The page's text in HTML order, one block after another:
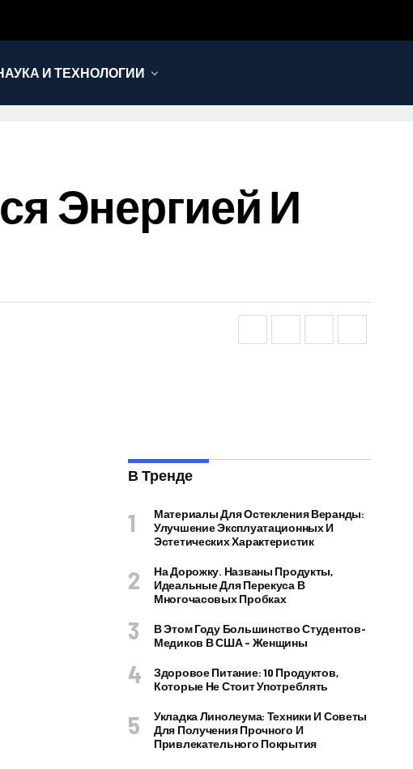
И ТЕХНОЛОГИИ
Энергией И
В Тренде
Материалы Для Остекления Веранды:
Улучшение Эксплуатационных И
Эстетических Характеристик
На Дорожку. Названы Продукты,
Идеальные Для Перекуса В
Многочасовых Пробках
В Этом Году Большинство Студентов-
Медиков В США – Женщины
Здоровое Питание: 10 Продуктов,
Которые Не Стоит Употреблять
Укладка Линолеума: Техники И Советы
Для Получения Прочного И
Привлекательного Покрытия